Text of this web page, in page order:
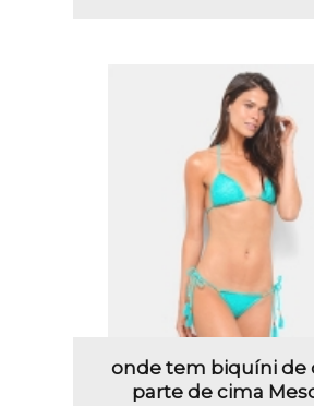
onde tem biquíni de
parte de cima